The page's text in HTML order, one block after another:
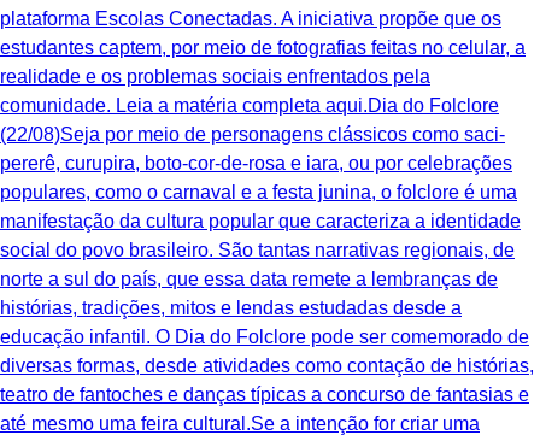
plataforma Escolas Conectadas. A iniciativa propõe que os
estudantes captem, por meio de fotografias feitas no celular, a
realidade e os problemas sociais enfrentados pela
comunidade. Leia a matéria completa aqui.Dia do Folclore
(22/08)Seja por meio de personagens clássicos como saci-
pererê, curupira, boto-cor-de-rosa e iara, ou por celebrações
populares, como o carnaval e a festa junina, o folclore é uma
manifestação da cultura popular que caracteriza a identidade
social do povo brasileiro. São tantas narrativas regionais, de
norte a sul do país, que essa data remete a lembranças de
histórias, tradições, mitos e lendas estudadas desde a
educação infantil. O Dia do Folclore pode ser comemorado de
diversas formas, desde atividades como contação de histórias,
teatro de fantoches e danças típicas a concurso de fantasias e
até mesmo uma feira cultural.Se a intenção for criar uma